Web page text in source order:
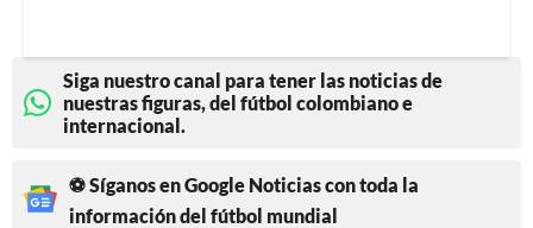
Siga nuestro canal para tener las noticias de
nuestras figuras, del fútbol colombiano e
internacional.
⚽ Síganos en Google Noticias con toda la
información del fútbol mundial